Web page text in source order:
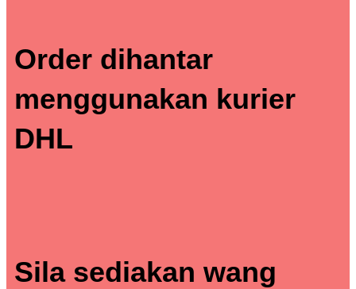
Order dihantar
menggunakan kurier
DHL
Sila sediakan wang